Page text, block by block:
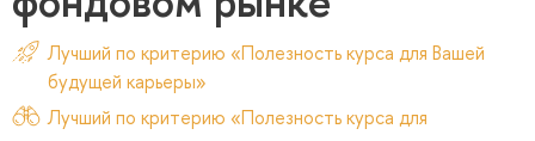
Лучший по критерию «Полезность курса для Вашей
будущей карьеры»
Лучший по критерию «Полезность курса для